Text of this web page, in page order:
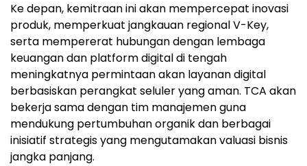
Ke depan, kemitraan ini akan mempercepat inovasi
produk, memperkuat jangkauan regional V-Key,
serta mempererat hubungan dengan lembaga
keuangan dan platform digital di tengah
meningkatnya permintaan akan layanan digital
berbasiskan perangkat seluler yang aman. TCA akan
bekerja sama dengan tim manajemen guna
mendukung pertumbuhan organik dan berbagai
inisiatif strategis yang mengutamakan valuasi bisnis
jangka panjang.